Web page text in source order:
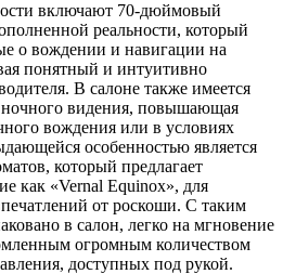
включают 70-дюймовый
реальности, который
о вождении и навигации на
понятный и интуитивно
В салоне также имеется
ночного видения, повышающая
вождения или в условиях
особенностью является
который предлагает
как «Vernal Equinox», для
от роскоши. С таким
в салон, легко на мгновение
огромным количеством
доступных под рукой.